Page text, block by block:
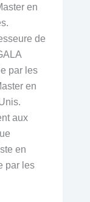
en
de
par les
en
aux
en
par les